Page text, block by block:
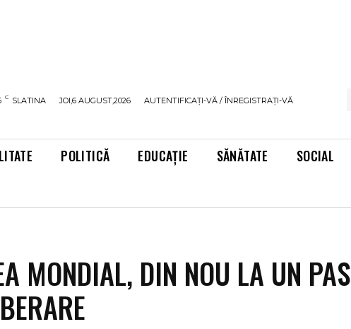
C SLATINA JOI,6 AUGUST,2026 AUTENTIFICAȚI-VĂ / ÎNREGISTRAȚI-VĂ
POLITICĂ EDUCAȚIE SĂNĂTATE SOCIAL
MONDIAL, DIN NOU LA UN PAS